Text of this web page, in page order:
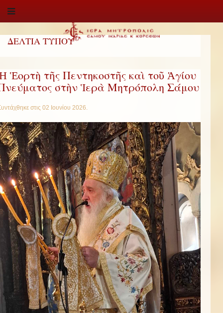
ΔΕΛΤΙΑ ΤΥΠΟΥ
Ἑορτὴ τῆς Πεντηκοστῆς καὶ τοῦ Ἁγίου
στὴν Ἱερὰ Μητρόπολη Σάμου
στις 02 Ιουνίου 2026.